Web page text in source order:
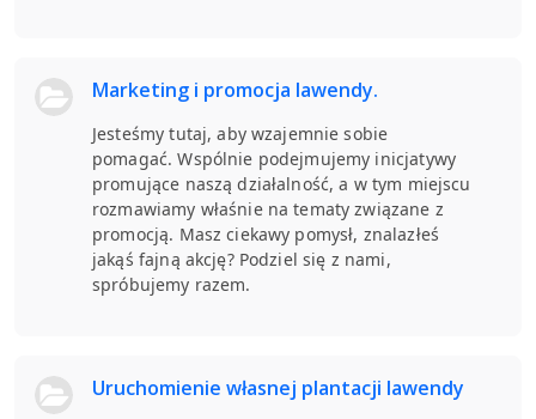
Marketing i promocja lawendy.
Jesteśmy tutaj, aby wzajemnie sobie
pomagać. Wspólnie podejmujemy inicjatywy
promujące naszą działalność, a w tym miejscu
rozmawiamy właśnie na tematy związane z
promocją. Masz ciekawy pomysł, znalazłeś
jakąś fajną akcję? Podziel się z nami,
spróbujemy razem.
Uruchomienie własnej plantacji lawendy